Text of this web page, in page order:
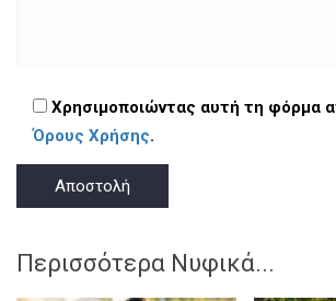
Χρησιμοποιώντας αυτή τη φόρμα
Όρους Χρήσης.
Περισσότερα Νυφικά...